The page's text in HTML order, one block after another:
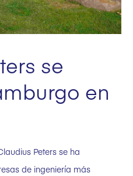
se
en
Peters se ha
de ingeniería más